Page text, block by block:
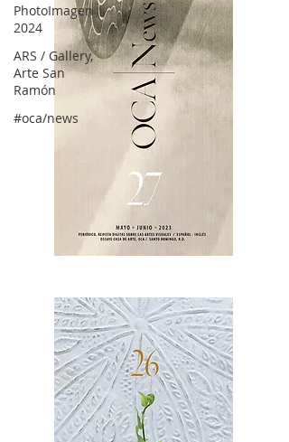
PhotoImagen
2024
ARS / Gallery,
Arte San
Ramón
#oca/news